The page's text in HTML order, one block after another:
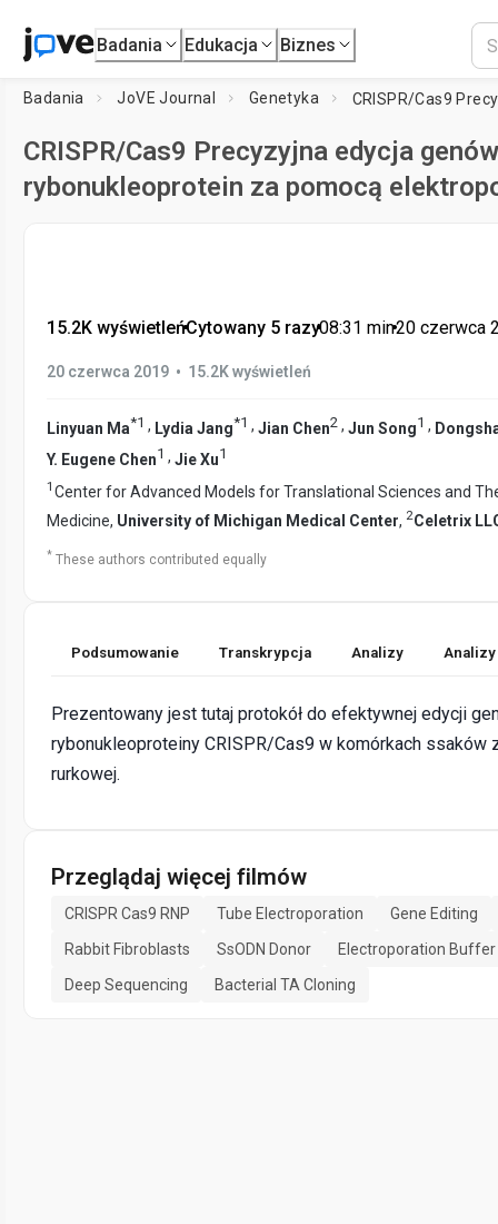
Badania Edukacja Biznes
Badania JoVE Journal Genetyka
CRISPR/Cas9 Precyzyjna edycja
rybonukleoprotein za pomocą
15.2K wyświetleń•Cytowany 5 razy•08:31 min•20 czerwca
20 czerwca 2019 • 15.2K wyświetleń
Linyuan Ma*1 , Lydia Jang*1 , Jian Chen2 , Jun Song1 ,
Y. Eugene Chen1 , Jie Xu1
1 Center for Advanced Models for Translational Sciences and
Medicine, University of Michigan Medical Center, 2Celetrix
* These authors contributed equally
Podsumowanie Transkrypcja Analizy
Prezentowany jest tutaj protokół do efektywnej edycji
rybonukleoproteiny CRISPR/Cas9 w komórkach ssaków
rurkowej.
Przeglądaj więcej filmów
CRISPR Cas9 RNP Tube Electroporation
Gene Editing
Rabbit Fibroblasts
SsODN Donor
Electroporation Buffer
Deep Sequencing
Bacterial TA Cloning